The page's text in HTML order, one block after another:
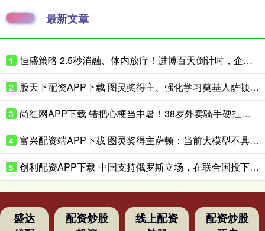
最新文章
1 恒盛策略 2.5秒消融、体内放疗！进博百天倒计时，企业亮出微创医疗硬核黑科技
2 股天下配资APP下载 图灵奖得主、强化学习奠基人萨顿：心理学是我的“秘密武器”
3 尚红网APP下载 错把心梗当中暑！38岁外卖骑手硬扛胸痛3小时，医生提醒来了！
4 富兴配资端APP下载 图灵奖得主萨顿：当前大模型不具备真实体验，到2040年有五成概率洞悉心智
5 创利配资APP下载 中国支持俄罗斯立场，在联合国投下反对票，为伊朗主持公道！
盛达
配资炒股
线上配资
配资炒股